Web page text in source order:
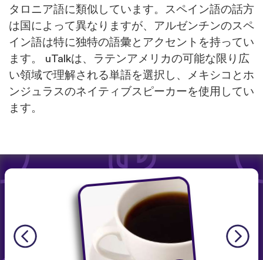
タロニア語に類似しています。スペイン語の話方
は国によって異なりますが、アルゼンチンのスペ
イン語は特に独特の語彙とアクセントを持ってい
ます。 uTalkは、ラテンアメリカの可能な限り広
い領域で理解される単語を選択し、メキシコとホ
ンジュラスのネイティブスピーカーを使用してい
ます。